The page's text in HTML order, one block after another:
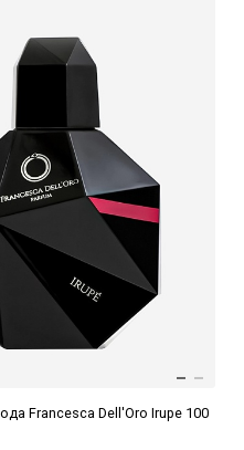
Francesca Dell'Oro Irupe 100